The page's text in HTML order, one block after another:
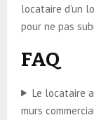
locataire d’un
pour ne pas
FAQ
Le locataire
murs